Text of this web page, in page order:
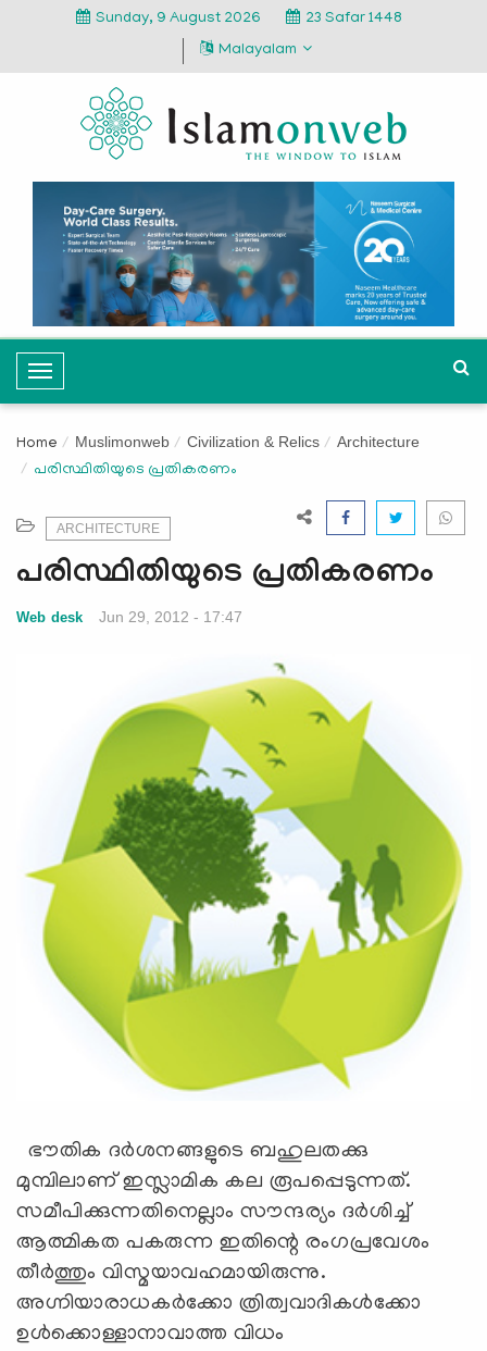
Sunday, 9 August 2026
23 Safar 1448
Malayalam
T
o
g
l
a
v
i
Home Muslimonweb Civilization & Relics Architecture
പരിസ്ഥിതിയുടെ പ്രതികരണം
ARCHITECTURE
പരിസ്ഥിതിയുടെ പ്രതികരണം
Web desk Jun 29, 2012 - 17:47
ഭൗതിക ദർശനങ്ങളുടെ ബഹുലതക്കു
മുമ്പിലാണ്‌ ഇസ്ലാമിക കല രൂപപ്പെടുന്നത്‌.
സമീപിക്കുന്നതിനെല്ലാം സൗന്ദര്യം ദർശിച്ച്‌
ആത്മികത പകരുന്ന ഇതിന്റെ രംഗപ്രവേശം
തീർത്തും വിസ്മയാവഹമായിരുന്നു.
അഗ്നിയാരാധകർക്കോ ത്രിത്വവാദികൾക്കോ
ഉൾക്കൊള്ളാനാവാത്ത വിധം